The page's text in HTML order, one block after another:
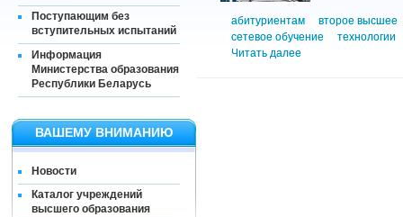
Поступающим без
вступительных испытаний
Информация
Министерства образования
Республики Беларусь
ВАШЕМУ ВНИМАНИЮ
Новости
Каталог учреждений
высшего образования
абитуриентам
второе высшее
сетевое обучение
технологии
Читать далее